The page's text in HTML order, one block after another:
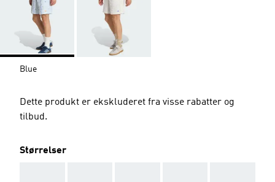
Blue
Dette produkt er ekskluderet fra visse rabatter og
tilbud.
Størrelser